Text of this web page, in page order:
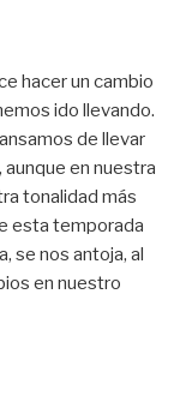
hacer un cambio
ido llevando.
de llevar
en nuestra
tonalidad más
esta temporada
se nos antoja, al
en nuestro